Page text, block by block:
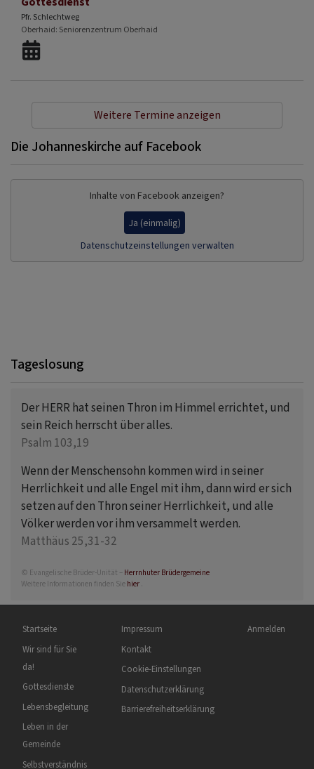
Pfr. Schlechtweg
Oberhaid Seniorenzentrum Oberhaid
Weitere Termine anzeigen
Die Johanneskirche auf Facebook
Inhalte von Facebook anzeigen?
Ja (einmalig)
Datenschutzeinstellungen verwalten
Tageslosung
Der HERR hat seinen Thron im Himmel errichtet, und
sein Reich herrscht über alles.
Psalm 103,19
Wenn der Menschensohn kommen wird in seiner
Herrlichkeit und alle Engel mit ihm, dann wird er sich
setzen auf den Thron seiner Herrlichkeit, und alle
Völker werden vor ihm versammelt werden.
Matthäus 25,31-32
© Evangelische Brüder-Unität – Herrnhuter Brüdergemeine
Weitere Informationen finden Sie hier .
Hauptnavigation
Startseite
Wir sind für Sie
da!
Gottesdienste
Lebensbegleitung
Leben in der
Gemeinde
Selbstverständnis
Fußbereichsmenü
Impressum
Kontakt
Cookie-Einstellungen
Datenschutzerklärung
Barrierefreiheitserklärung
Benutzermenü
Anmelden